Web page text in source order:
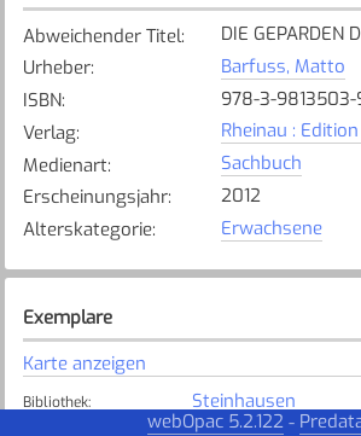
Abweichender Titel:
DIE GEPARDEN
Urheber:
Barfuss, Matto
ISBN:
978-3-9813503-
Verlag:
Rheinau : Edition
Medienart:
Sachbuch
Erscheinungsjahr:
2012
Alterskategorie: Erwachsene
Exemplare
Karte anzeigen
Bibliothek: Steinhausen
Verfügbar
webOpac 5.2.122 -